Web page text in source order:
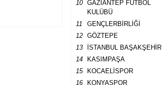
10
GAZİANTEP FUTBOL
KULÜBÜ
11 GENÇLERBİRLİĞİ
12
GÖZTEPE
13
İSTANBUL BAŞAKŞEHİR
14
KASIMPAŞA
15
KOCAELİSPOR
16
KONYASPOR